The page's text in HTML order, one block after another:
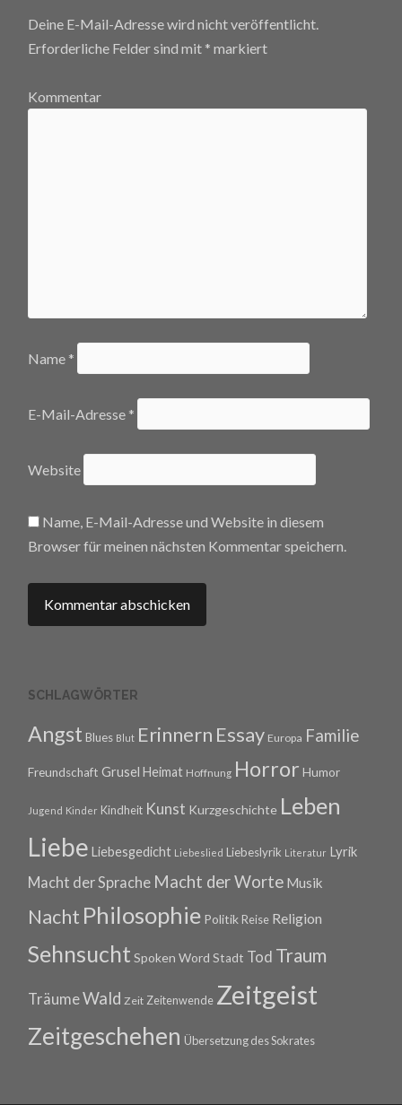
Deine E-Mail-Adresse wird nicht veröffentlicht.
Erforderliche Felder sind mit * markiert
Kommentar
Name *
E-Mail-Adresse *
Website
Name, E-Mail-Adresse und Website in diesem
Browser für meinen nächsten Kommentar speichern.
SCHLAGWÖRTER
Angst Blues Blut Erinnern Essay Europa Familie
Freundschaft Grusel Heimat Hoffnung Horror Humor
Jugend Kinder Kindheit Kunst Kurzgeschichte Leben
Liebe Liebesgedicht Liebeslied Liebeslyrik Literatur Lyrik
Macht der Sprache Macht der Worte Musik
Nacht Philosophie Politik Reise Religion
Sehnsucht Spoken Word Stadt Tod Traum
TräumeWald Zeit Zeitenwende Zeitgeist
Zeitgeschehen Übersetzung des Sokrates